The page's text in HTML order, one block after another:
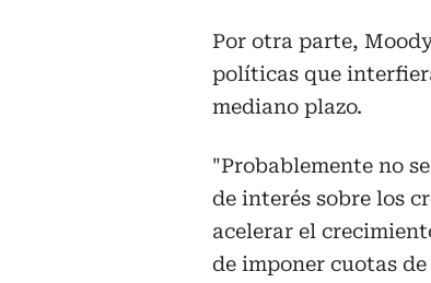
Por otra parte,
políticas que
mediano plazo.
"Probablemente no
de interés sobre los
acelerar el
de imponer cuotas